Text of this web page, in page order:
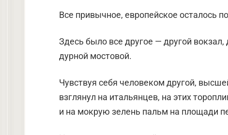
Все привычное, европейское осталось
Здесь было все другое — другой вокзал,
дурной мостовой.
Чувствуя себя человеком другой,
взглянул на итальянцев, на этих
и на мокрую зелень пальм на площади